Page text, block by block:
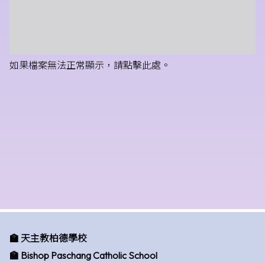
如果檔案無法正常顯示，請點擊此處。
🏫 天主教柏德學校
🏫 Bishop Paschang Catholic School